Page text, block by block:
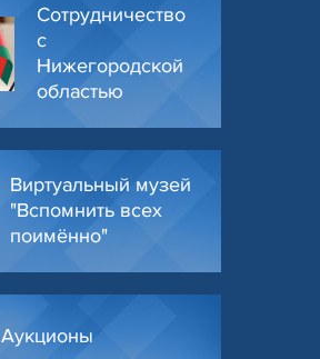
Сотрудничество
с
Нижегородской
областью
Виртуальный музей
"Вспомнить всех
поимённо"
Аукционы